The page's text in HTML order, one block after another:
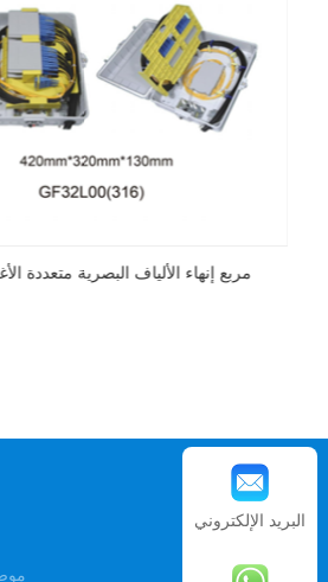
مربع إنهاء الألياف البصرية متعددة الأغراض
البريد الإلكتروني